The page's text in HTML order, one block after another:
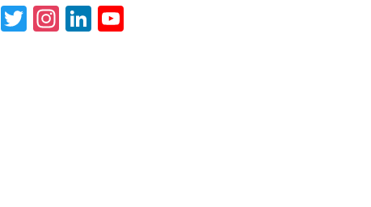
Facebook
Twitter
Instagram
LinkedIn